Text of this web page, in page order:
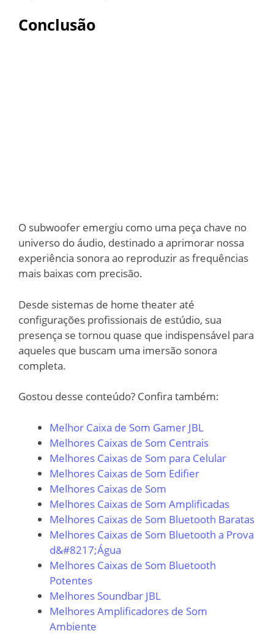
Conclusão
O subwoofer emergiu como uma peça chave no
universo do áudio, destinado a aprimorar nossa
experiência sonora ao reproduzir as frequências
mais baixas com precisão.
Desde sistemas de home theater até
configurações profissionais de estúdio, sua
presença se tornou quase que indispensável para
aqueles que buscam uma imersão sonora
completa.
Gostou desse conteúdo? Confira também:
Melhor Caixa de Som Gamer JBL
Melhores Caixas de Som Centrais
Melhores Caixas de Som para Celular
Melhores Caixas de Som Edifier
Melhores Caixas de Som
Melhores Caixas de Som Amplificadas
Melhores Caixas de Som Bluetooth Baratas
Melhores Caixas de Som Bluetooth a Prova
d&#8217;Água
Melhores Caixas de Som Bluetooth
Potentes
Melhores Soundbar JBL
Melhores Amplificadores de Som
Ambiente